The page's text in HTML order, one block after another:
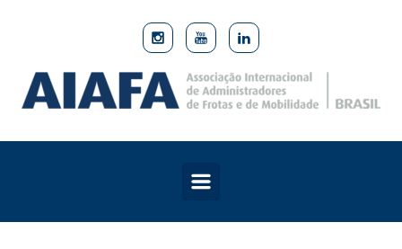
Skip to main content